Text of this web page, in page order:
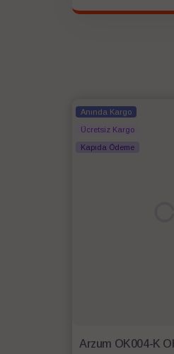
Anında Kargo
Ücretsiz Kargo
Kapıda Ödeme